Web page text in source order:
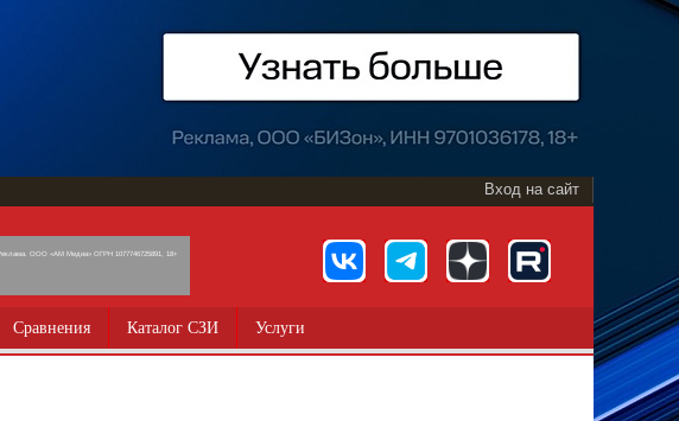
Вход на сайт
ООО «АМ Медиа» ОГРН 1077746725891, 18+
Сравнения Каталог СЗИ Услуги